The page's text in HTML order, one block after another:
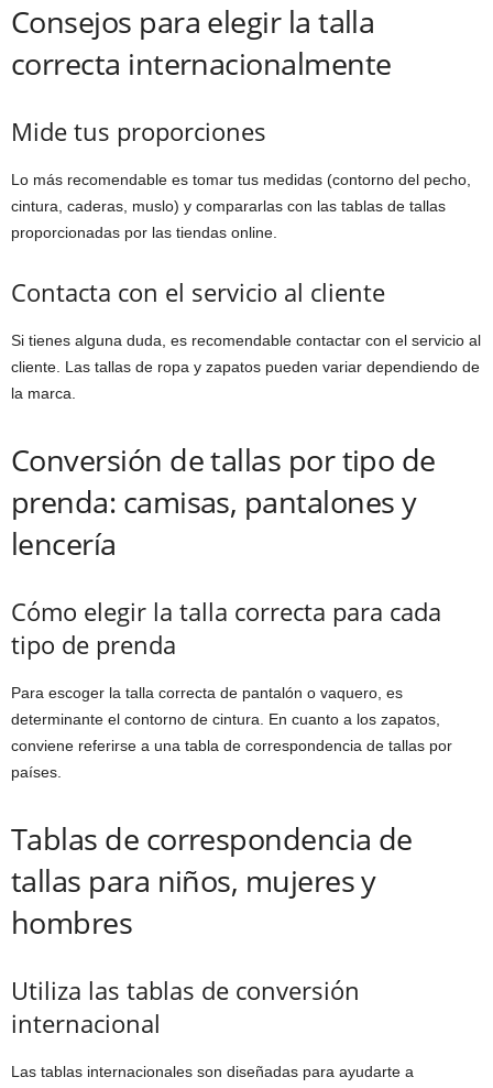
Consejos para elegir la talla
correcta internacionalmente
Mide tus proporciones
Lo más recomendable es tomar tus medidas (contorno del pecho,
cintura, caderas, muslo) y compararlas con las tablas de tallas
proporcionadas por las tiendas online.
Contacta con el servicio al cliente
Si tienes alguna duda, es recomendable contactar con el servicio al
cliente. Las tallas de ropa y zapatos pueden variar dependiendo de
la marca.
Conversión de tallas por tipo de
prenda: camisas, pantalones y
lencería
Cómo elegir la talla correcta para cada
tipo de prenda
Para escoger la talla correcta de pantalón o vaquero, es
determinante el contorno de cintura. En cuanto a los zapatos,
conviene referirse a una tabla de correspondencia de tallas por
países.
Tablas de correspondencia de
tallas para niños, mujeres y
hombres
Utiliza las tablas de conversión
internacional
Las tablas internacionales son diseñadas para ayudarte a